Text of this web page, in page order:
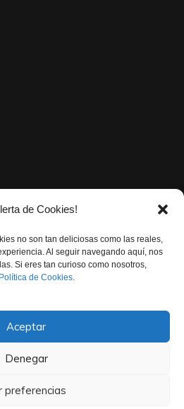
de Cookies!
no son tan deliciosas como las reales,
Al seguir navegando aquí, nos
Si eres tan curioso como nosotros,
Política de Cookies.
Aceptar
Denegar
preferencias
De Privacidad